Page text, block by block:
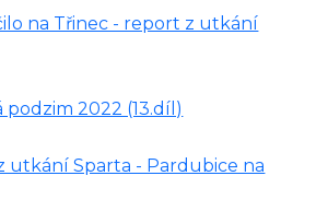
na Třinec - report z utkání
podzim 2022 (13.díl)
utkání Sparta - Pardubice na